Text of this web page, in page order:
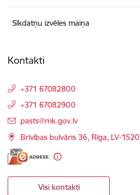
Sīkdatņu izvēles maiņa
Kontakti
+371 67082800
+371 67082900
E-pasts:
pasts@mk.gov.lv
Brīvības bulvāris 36, Rīga, LV-1520
Visi kontakti